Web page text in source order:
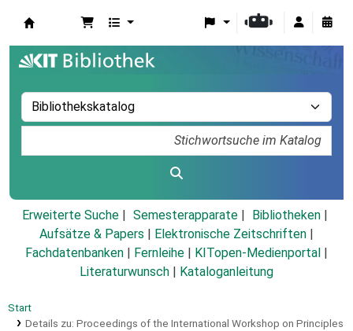
Erweiterte Suche Semesterapparate
Bibliotheken
Aufsätze & Papers
Elektronische Zeitschriften
Fachdatenbanken
Fernleihe KITopen-Medienportal
Literaturwunsch
Kataloganleitung
Start
Details zu: Proceedings of the International Workshop on Principles